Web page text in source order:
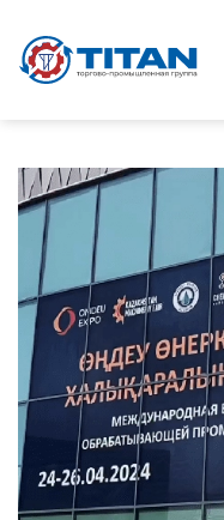
Перейти к